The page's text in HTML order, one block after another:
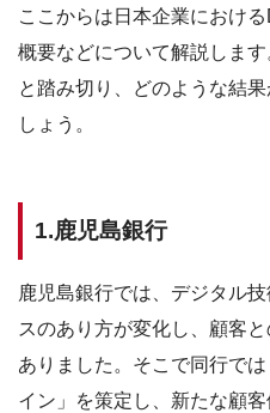
ここからは日本企業におけ
概要などについて解説しま
と踏み切り、どのような結
しょう。
1.鹿児島銀行
鹿児島銀行では、デジタル
スのあり方が変化し、顧客
ありました。そこで同行で
イン」を策定し、新たな顧